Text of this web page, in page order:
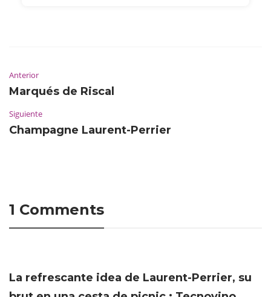
Anterior
Marqués de Riscal
Siguiente
Champagne Laurent-Perrier
1 Comments
La refrescante idea de Laurent-Perrier, su